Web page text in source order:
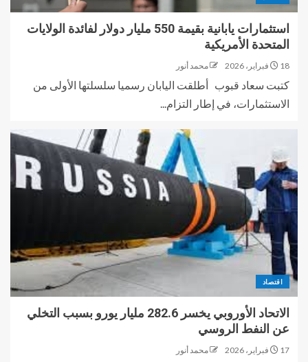
استثمارات يابانية بقيمة 550 مليار دولار لفائدة الولايات
المتحدة الأمريكية
18 فبراير، 2026 محمد أنور
كتبت سعاد قبوب أطلقت اليابان رسميا سلسلتها الأولى من
الاستثمارات، في إطار التزام...
اقتصاد
الاتحاد الأوروبي يخسر 282.6 مليار يورو بسبب التخلي
عن النفط الروسي
17 فبراير، 2026 محمد أنور